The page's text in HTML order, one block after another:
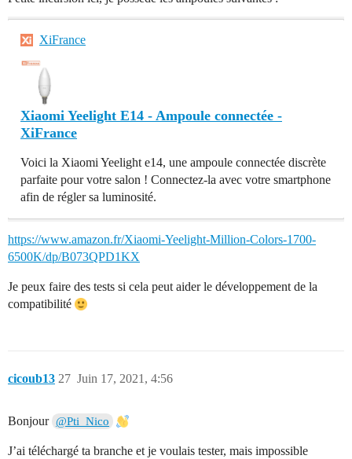
XiFrance
Xiaomi Yeelight E14 - Ampoule connectée -
XiFrance
Voici la Xiaomi Yeelight e14, une ampoule connectée discrète
parfaite pour votre salon ! Connectez-la avec votre smartphone
afin de régler sa luminosité.
https://www.amazon.fr/Xiaomi-Yeelight-Million-Colors-1700-
6500K/dp/B073QPD1KX
Je peux faire des tests si cela peut aider le développement de la
compatibilité
cicoub13 Juin 17, 2021, 4:56
27
Bonjour @Pti_Nico
J’ai téléchargé ta branche et je voulais tester, mais impossible